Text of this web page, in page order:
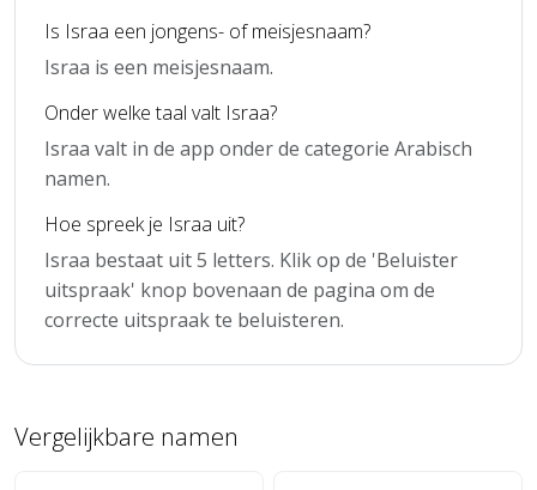
Is Israa een jongens- of meisjesnaam?
Israa is een meisjesnaam.
Onder welke taal valt Israa?
Israa valt in de app onder de categorie Arabisch
namen.
Hoe spreek je Israa uit?
Israa bestaat uit 5 letters. Klik op de 'Beluister
uitspraak' knop bovenaan de pagina om de
correcte uitspraak te beluisteren.
Vergelijkbare namen